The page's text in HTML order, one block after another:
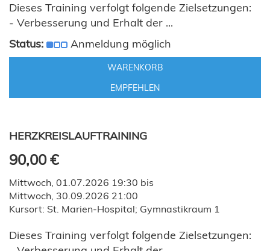
Dieses Training verfolgt folgende Zielsetzungen:
- Verbesserung und Erhalt der ...
Status:
Anmeldung möglich
WARENKORB
EMPFEHLEN
HERZKREISLAUFTRAINING
90,00 €
Mittwoch, 01.07.2026 19:30 bis
Mittwoch, 30.09.2026 21:00
Kursort: St. Marien-Hospital; Gymnastikraum 1
Dieses Training verfolgt folgende Zielsetzungen: